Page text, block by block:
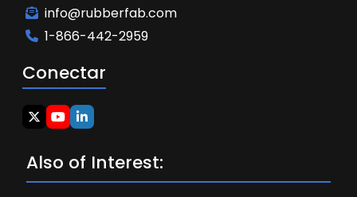
info@rubberfab.com
1-866-442-2959
Conectar
Also of Interest: